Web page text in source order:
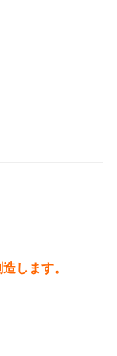
します。